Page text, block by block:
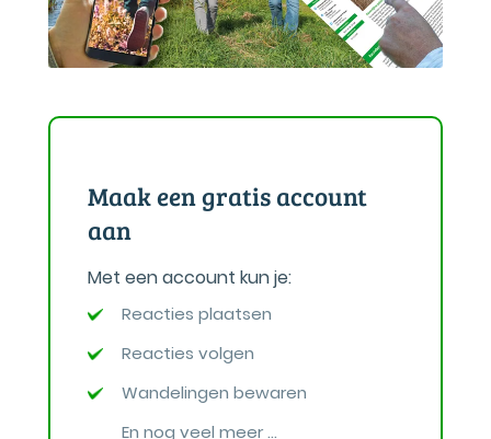
Maak een gratis account
aan
Met een account kun je:
Reacties plaatsen
Reacties volgen
Wandelingen bewaren
En nog veel meer ...